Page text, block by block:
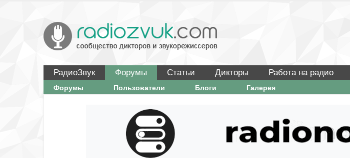
РадиоЗвук Форумы Статьи Дикторы Работа на радио
Форумы Пользователи Блоги Галерея